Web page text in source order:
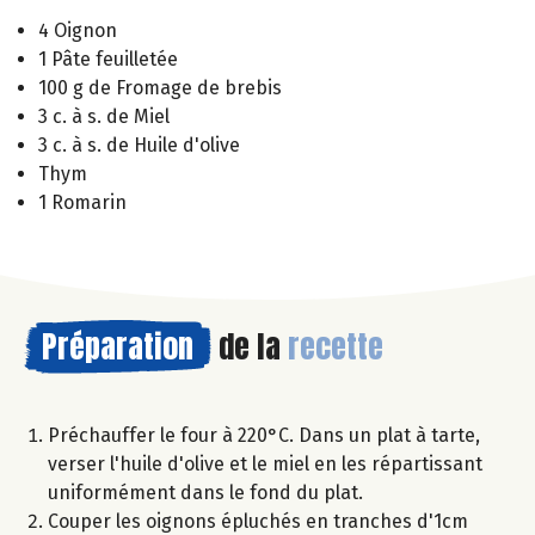
4 Oignon
1 Pâte feuilletée
100 g de Fromage de brebis
3 c. à s. de Miel
3 c. à s. de Huile d'olive
Thym
1 Romarin
Préparation de la recette
Préchauffer le four à 220°C. Dans un plat à tarte,
verser l'huile d'olive et le miel en les répartissant
uniformément dans le fond du plat.
Couper les oignons épluchés en tranches d'1cm